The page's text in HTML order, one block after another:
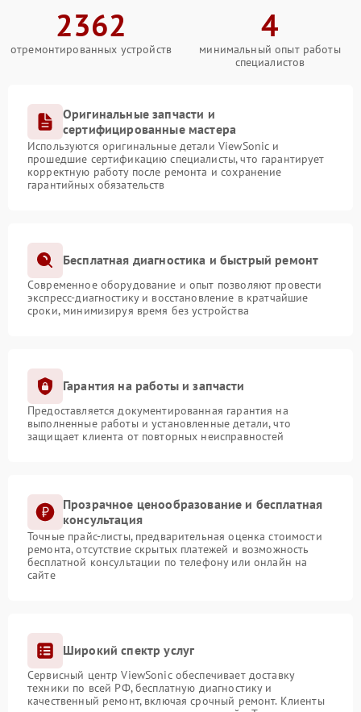
2362
отремонтированных устройств
4
минимальный опыт работы
специалистов
Оригинальные запчасти и
сертифицированные мастера
Используются оригинальные детали ViewSonic и
прошедшие сертификацию специалисты, что гарантирует
корректную работу после ремонта и сохранение
гарантийных обязательств
Бесплатная диагностика и быстрый ремонт
Современное оборудование и опыт позволяют провести
экспресс-диагностику и восстановление в кратчайшие
сроки, минимизируя время без устройства
Гарантия на работы и запчасти
Предоставляется документированная гарантия на
выполненные работы и установленные детали, что
защищает клиента от повторных неисправностей
Прозрачное ценообразование и бесплатная
консультация
Точные прайс-листы, предварительная оценка стоимости
ремонта, отсутствие скрытых платежей и возможность
бесплатной консультации по телефону или онлайн на
сайте
Широкий спектр услуг
Сервисный центр ViewSonic обеспечивает доставку
техники по всей РФ, бесплатную диагностику и
качественный ремонт, включая срочный ремонт. Клиенты